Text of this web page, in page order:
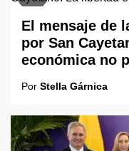
El mensaje de
por San
económica no
Por Stella Gárnica